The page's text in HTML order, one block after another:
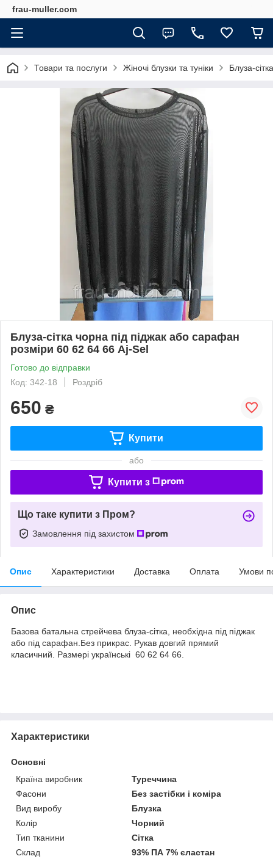
frau-muller.com
Товари та послуги Жіночі блузки та туніки Блуза-
Блуза-сітка чорна під піджак або сарафан
розміри 60 62 64 66 Aj-Sel
Готово до відправки
Код: 342-18
Роздріб
650 ₴
Купити
або
Купити з
Що таке купити з Пром?
Замовлення під захистом
Опис Характеристики Доставка Оплата Умови
Опис
Базова батальна стрейчева блуза-сітка, необхідна під піджак
або під сарафан.Без прикрас. Рукав довгий прямий
класичний. Размері українські 60 62 64 66.
Характеристики
Основні
Країна виробник
Туреччина
Фасони
Без застібки і коміра
Вид виробу
Блузка
Колір
Чорний
Тип тканини
Сітка
Склад
93% ПА 7% єластан